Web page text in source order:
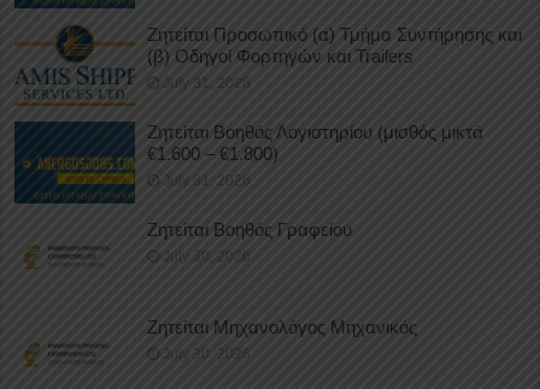
Ζητείται Προσωπικό (α) Τμήμα Συντήρησης και
(β) Οδηγοί Φορτηγών και Trailers
July 31, 2026
Ζητείται Βοηθός Λογιστηρίου (μισθός μικτά
€1.600 – €1.800)
July 31, 2026
Ζητείται Βοηθός Γραφείου
July 30, 2026
Ζητείται Μηχανολόγος Μηχανικός
July 30, 2026